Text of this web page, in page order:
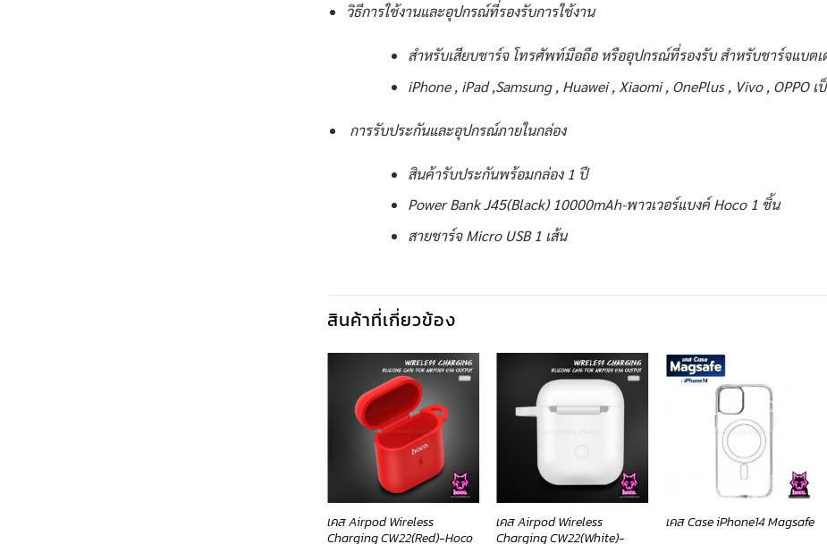
วิธีการใช้งานและอุปกรณ์ที่รองรับการใช้งาน
สำหรับเสียบชาร์จ โทรศัพท์มือถือ หรืออุปกรณ์ที่รองรับ สำหรับชาร์จแบตเ
iPhone , iPad ,Samsung , Huawei , Xiaomi , OnePlus , Vivo , OPPO เ
การรับประกันและอุปกรณ์ภายในกล่อง
สินค้ารับประกันพร้อมกล่อง 1 ปี
Power Bank J45(Black) 10000mAh-พาวเวอร์แบงค์ Hoco 1 ชิ้น
สายชาร์จ Micro USB 1 เส้น
สินค้าที่เกี่ยวข้อง
เคส Airpod Wireless
Charging CW22(Red)-Hoco
เคส Airpod Wireless
Charging CW22(White)-
เคส Case iPhone14 Magsafe